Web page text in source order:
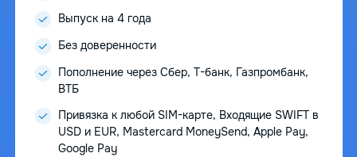
Выпуск на 4 года
Без доверенности
Пополнение через Сбер, Т-банк, Газпромбанк,
ВТБ
Привязка к любой SIM-карте, Входящие SWIFT в
USD и EUR, Mastercard MoneySend, Apple Pay,
Google Pay